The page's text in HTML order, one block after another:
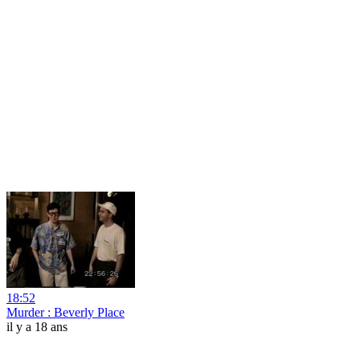
18:52
Murder : Beverly Place
il y a 18 ans